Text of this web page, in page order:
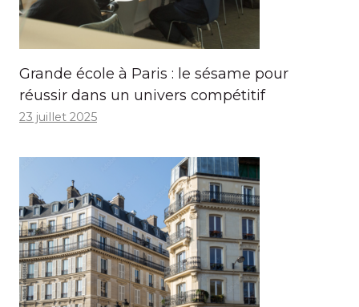
Grande école à Paris : le sésame pour
réussir dans un univers compétitif
23 juillet 2025